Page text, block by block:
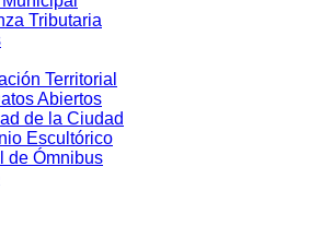
Tributaria
Territorial
Abiertos
de la Ciudad
Escultórico
de Ómnibus